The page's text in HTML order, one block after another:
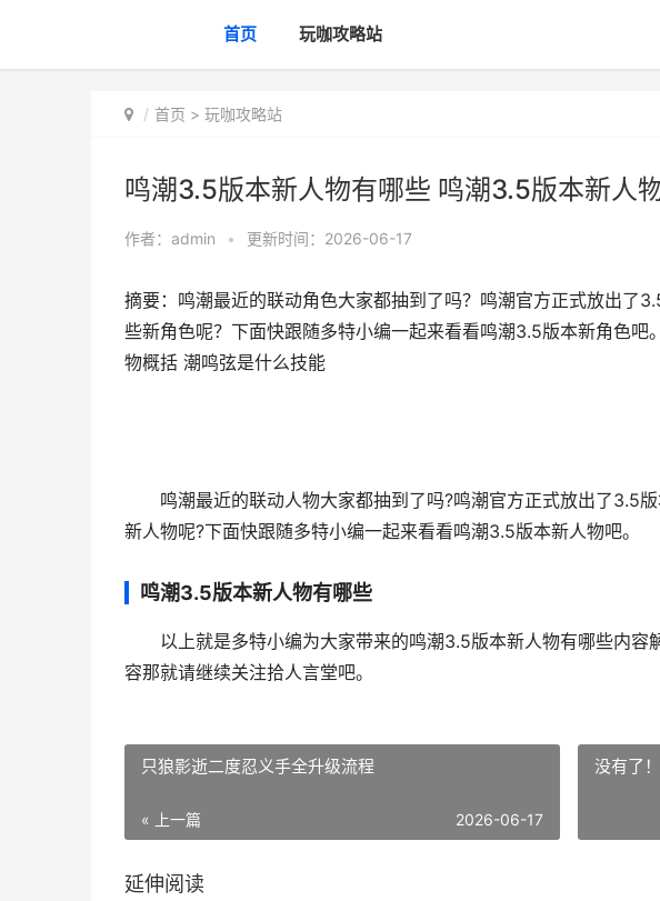
首页 玩咖攻略站
首页 > 玩咖攻略站
鸣潮3.5版本新人物有哪些 鸣潮3.5版本新人
作者： admin • 更新时间：2026-06-17
摘要：鸣潮最近的联动角色大家都抽到了吗？鸣潮官方正式放出了
些新角色呢？下面快跟随多特小编一起来看看鸣潮3.5版本新角色
物概括 潮鸣弦是什么技能
鸣潮最近的联动人物大家都抽到了吗?鸣潮官方正式放出了3.5
新人物呢?下面快跟随多特小编一起来看看鸣潮3.5版本新人物吧。
鸣潮3.5版本新人物有哪些
以上就是多特小编为大家带来的鸣潮3.5版本新人物有哪些内容
容那就请继续关注拾人言堂吧。
只狼影逝二度忍义手全升级流程
« 上一篇 2026-06-17
没有了！
延伸阅读